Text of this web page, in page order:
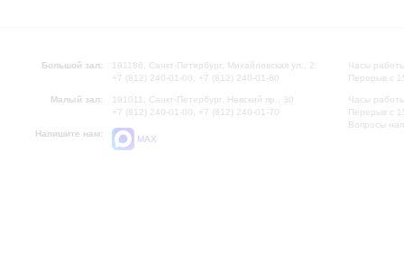
Большой зал:
191186, Санкт-Петербург, Михайловская ул., 2
+7 (812) 240-01-00, +7 (812) 240-01-80
Малый зал:
191011, Санкт-Петербург, Невский пр., 30
+7 (812) 240-01-00, +7 (812) 240-01-70
Напишите нам:
MAX
Часы
Перерыв с
Часы
Перерыв с
Вопросы